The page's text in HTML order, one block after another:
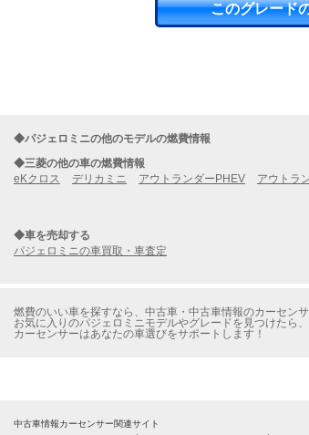
このグレード
◆パジェロミニの他のモデルの燃費情報
◆三菱の他の車の燃費情報
eKクロス
デリカミニ アウトランダーPHEV アウトラ
◆車を売却する
パジェロミニの車買取・車査定
燃費のいい車を探すなら、中古車・中古車情報のカーセン
お気に入りのパジェロミニモデルやグレードを見つけたら
カーセンサーはあなたの車選びをサポートします！
中古車情報カーセンサー関連サイト